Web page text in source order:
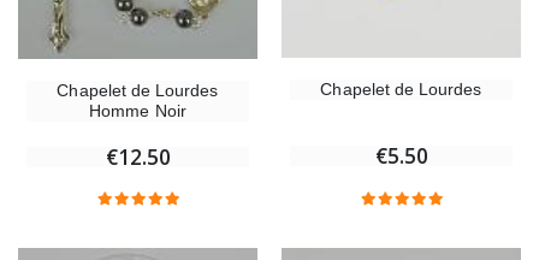
Chapelet de Lourdes
Homme Noir
€12.50
Chapelet de Lourdes
€5.50